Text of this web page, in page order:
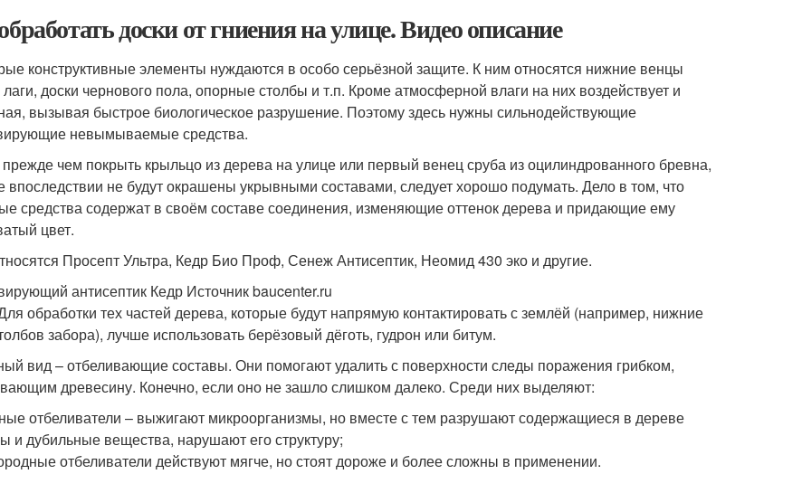
доски от гниения на улице. Видео описание
конструктивные элементы нуждаются в особо серьёзной защите. К ним относятся нижние венцы
доски чернового пола, опорные столбы и т.п. Кроме атмосферной влаги на них воздействует и
вызывая быстрое биологическое разрушение. Поэтому здесь нужны сильнодействующие
невымываемые средства.
чем покрыть крыльцо из дерева на улице или первый венец сруба из оцилиндрованного бревна,
впоследствии не будут окрашены укрывными составами, следует хорошо подумать. Дело в том, что
средства содержат в своём составе соединения, изменяющие оттенок дерева и придающие ему
цвет.
Просепт Ультра, Кедр Био Проф, Сенеж Антисептик, Неомид 430 эко и другие.
антисептик Кедр Источник baucenter.ru
обработки тех частей дерева, которые будут напрямую контактировать с землёй (например, нижние
забора), лучше использовать берёзовый дёготь, гудрон или битум.
вид – отбеливающие составы. Они помогают удалить с поверхности следы поражения грибком,
древесину. Конечно, если оно не зашло слишком далеко. Среди них выделяют:
отбеливатели – выжигают микроорганизмы, но вместе с тем разрушают содержащиеся в дереве
и дубильные вещества, нарушают его структуру;
отбеливатели действуют мягче, но стоят дороже и более сложны в применении.